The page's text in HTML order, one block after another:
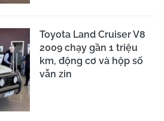
Toyota Land Cruiser V8
2009 chạy gần 1 triệu
km, động cơ và hộp số
vẫn zin